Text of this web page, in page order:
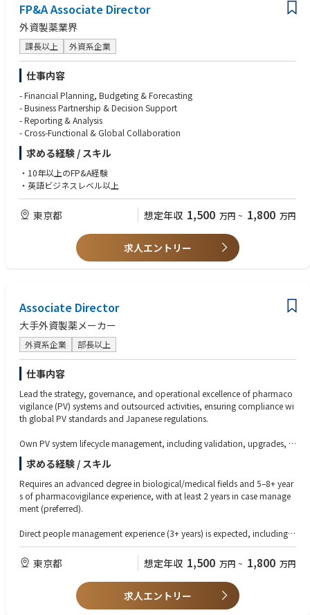
FP&A Associate Director
外資製薬業界
課長以上 外資系企業
仕事内容
- Financial Planning, Budgeting & Forecasting
- Business Partnership & Decision Support
- Reporting & Analysis
- Cross-Functional & Global Collaboration
求める経験 / スキル
・10年以上のFP&A経験
・英語ビジネスレベル以上
東京都 想定年収 1,500 万円 ~ 1,800 万円
求人エントリー
Associate Director
大手外資製薬メーカー
外資系企業 部長以上
仕事内容
Lead the strategy, governance, and operational excellence of pharmaco
vigilance (PV) systems and outsourced activities, ensuring compliance wi
th global PV standards and Japanese regulations.
Own PV system lifecycle management, including validation, upgrades, c
hange control, data integrity, inspection readiness, and technical owners
hip of safety data migration/transfer.
Manage PV vendors end-to-end—selection, onboarding, oversight, perfo
rmance monitoring (KPIs/SLAs), escalation handling, and outsourcing b
udget/resource planning.
Drive operational excellence by optimizing PV workflows using technolo
gy tools (e.g., AI/automation), ensuring timely and compliant ICSR repor
ting, and supporting audits/inspections with CAPA implementation.
Provide leadership for a team of system and vendor management profes
sionals, mentor and develop talent, and collaborate cross-functionally
求める経験 / スキル
Requires an advanced degree in biological/medical fields and 5–8+ year
s of pharmacovigilance experience, with at least 2 years in case manage
ment (preferred).
Direct people management experience (3+ years) is expected, including le
ading and developing a PV systems/vendor management team.
Strong hands-on knowledge of PV systems (e.g., safety databases/tools)
and vendor management capabilities are essential.
Must have in-depth understanding of PV regulations and guidelines (e.g.,
東京都 想定年収 1,500 万円 ~ 1,800 万円
求人エントリー